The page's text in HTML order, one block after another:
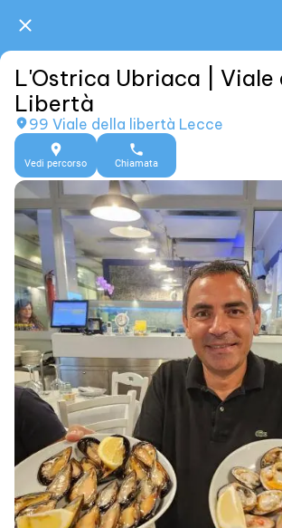
L'Ostrica Ubriaca | Viale
Libertà
99 Viale della libertà Lecce
Vedi percorso Chiamata